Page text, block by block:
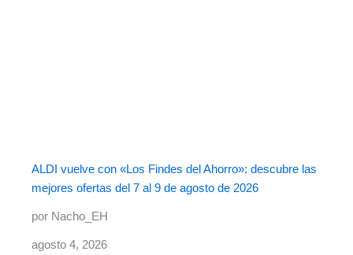
ALDI vuelve con «Los Findes del Ahorro»: descubre las
mejores ofertas del 7 al 9 de agosto de 2026
por Nacho_EH
agosto 4, 2026